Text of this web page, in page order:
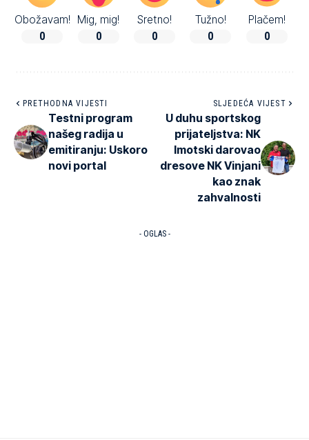
Obožavam!
0
Mig, mig!
0
Sretno!
0
Tužno!
0
Plačem!
0
PRETHODNA VIJESTI
Testni program
našeg radija u
emitiranju: Uskoro
novi portal
SLJEDEĆA VIJEST
U duhu sportskog
prijateljstva: NK
Imotski darovao
dresove NK Vinjani
kao znak
zahvalnosti
- OGLAS -